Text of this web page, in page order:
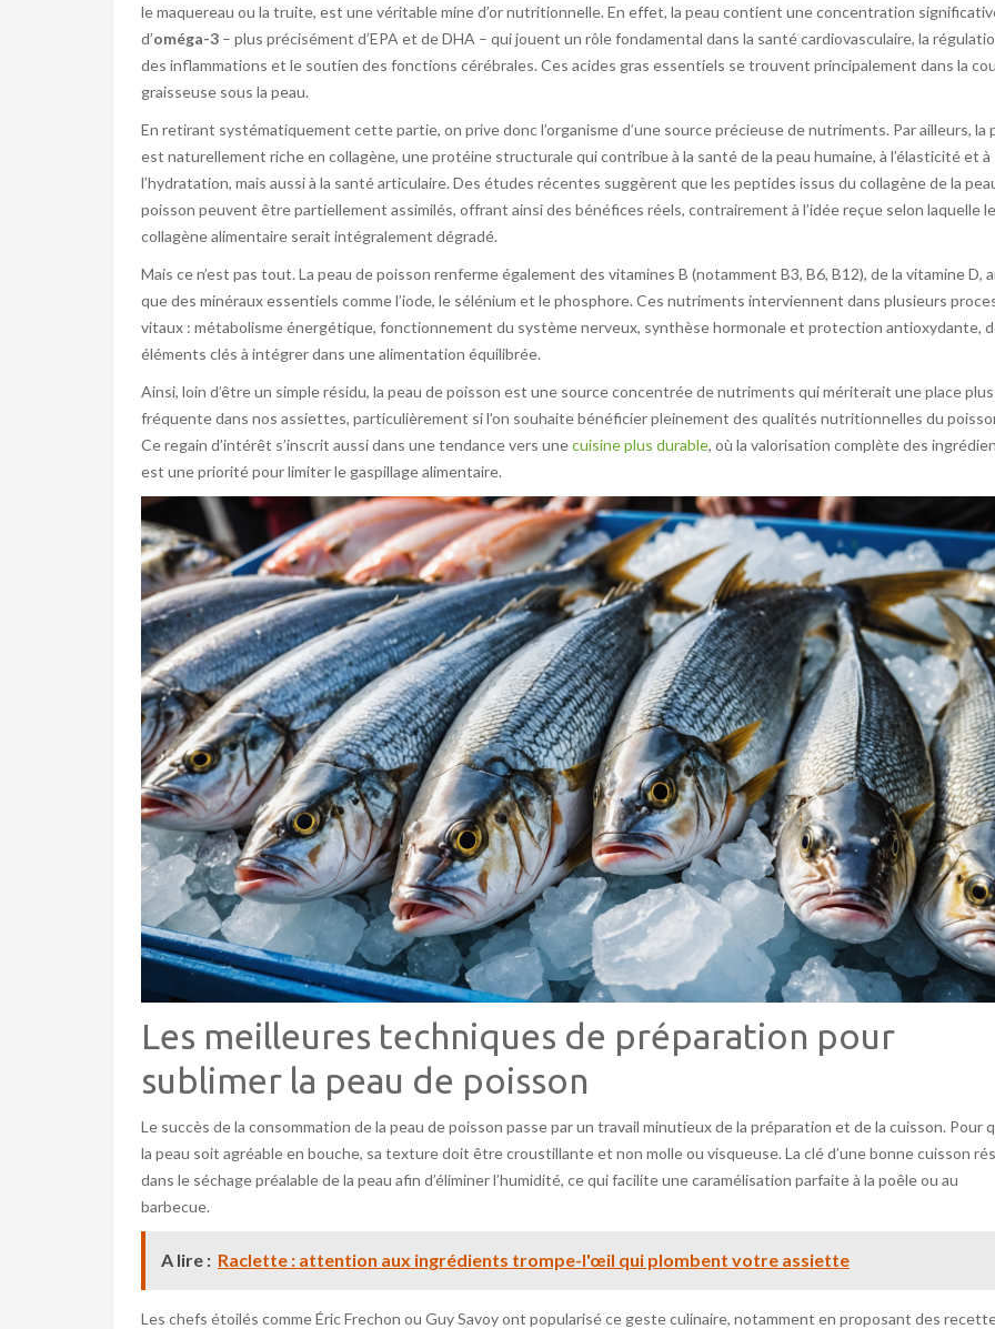
le maquereau ou la truite, est une véritable mine d’or nutritionnelle. En effet, la peau contient une concentration
d’oméga-3 – plus précisément d’EPA et de DHA – qui jouent un rôle fondamental dans la santé cardiovasculaire, la
des inflammations et le soutien des fonctions cérébrales. Ces acides gras essentiels se trouvent principalement dans la
graisseuse sous la peau.
En retirant systématiquement cette partie, on prive donc l’organisme d’une source précieuse de nutriments. Par ailleurs, la
est naturellement riche en collagène, une protéine structurale qui contribue à la santé de la peau humaine, à l’élasticité et à
l’hydratation, mais aussi à la santé articulaire. Des études récentes suggèrent que les peptides issus du collagène de la
poisson peuvent être partiellement assimilés, offrant ainsi des bénéfices réels, contrairement à l’idée reçue selon laquelle le
collagène alimentaire serait intégralement dégradé.
Mais ce n’est pas tout. La peau de poisson renferme également des vitamines B (notamment B3, B6, B12), de la vitamine D,
que des minéraux essentiels comme l’iode, le sélénium et le phosphore. Ces nutriments interviennent dans plusieurs
vitaux : métabolisme énergétique, fonctionnement du système nerveux, synthèse hormonale et protection antioxydante,
éléments clés à intégrer dans une alimentation équilibrée.
Ainsi, loin d’être un simple résidu, la peau de poisson est une source concentrée de nutriments qui mériterait une place plus
fréquente dans nos assiettes, particulièrement si l’on souhaite bénéficier pleinement des qualités nutritionnelles du
Ce regain d’intérêt s’inscrit aussi dans une tendance vers unecuisine plus durable, où la valorisation complète des
est une priorité pour limiter le gaspillage alimentaire.
Les meilleures techniques de préparation pour
sublimer la peau de poisson
Le succès de la consommation de la peau de poisson passe par un travail minutieux de la préparation et de la cuisson. Pour
la peau soit agréable en bouche, sa texture doit être croustillante et non molle ou visqueuse. La clé d’une bonne cuisson
dans le séchage préalable de la peau afin d’éliminer l’humidité, ce qui facilite une caramélisation parfaite à la poêle ou au
barbecue.
A lire : Raclette : attention aux ingrédients trompe-l'œil qui plombent votre assiette
Les chefs étoilés comme Éric Frechon ou Guy Savoy ont popularisé ce geste culinaire, notamment en proposant des